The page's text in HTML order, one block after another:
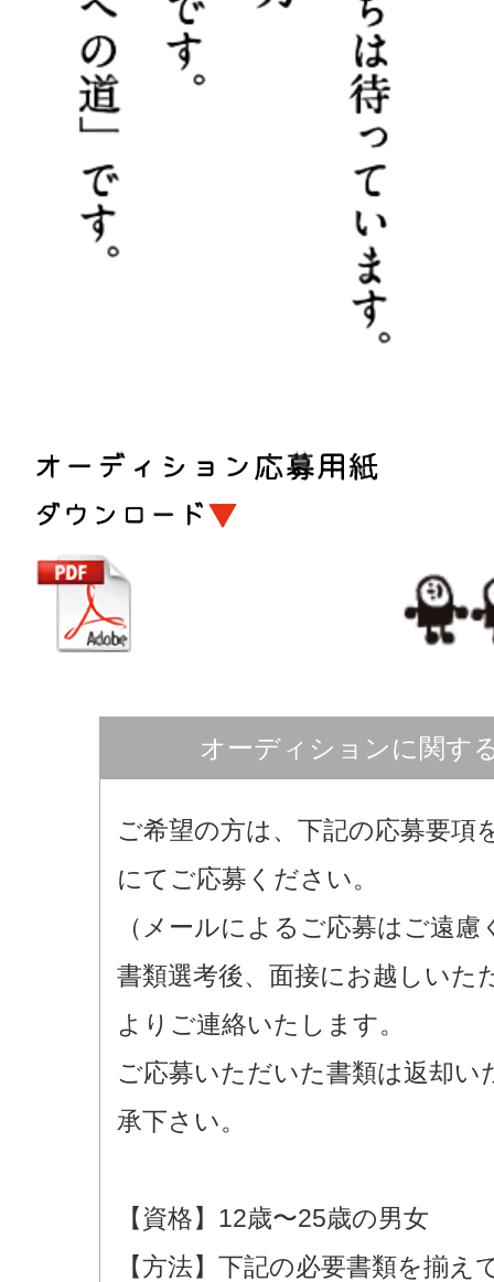
オーディションに関す
ご希望の方は、下記の応募要項
にてご応募ください。
（メールによるご応募はご遠慮
書類選考後、面接にお越しいた
よりご連絡いたします。
ご応募いただいた書類は返却い
承下さい。
【資格】12歳〜25歳の男女
【方法】下記の必要書類を揃え